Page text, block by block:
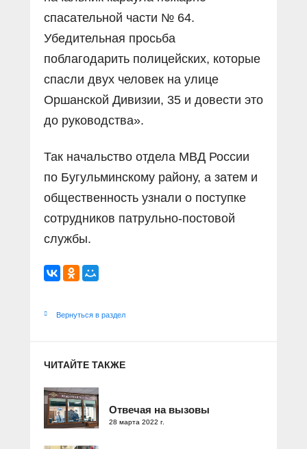
спасательной части № 64.
Убедительная просьба
поблагодарить полицейских, которые
спасли двух человек на улице
Оршанской Дивизии, 35 и довести это
до руководства».
Так начальство отдела МВД России
по Бугульминскому району, а затем и
общественность узнали о поступке
сотрудников патрульно-постовой
службы.
Вернуться в раздел
ЧИТАЙТЕ ТАКЖЕ
Отвечая на вызовы
28 марта 2022 г.